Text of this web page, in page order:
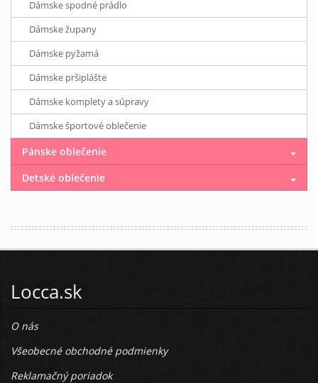
Dámske spodné prádlo
Dámske župany
Dámske pyžamá
Dámske pršiplášte
Dámske komplety a súpravy
Dámske športové oblečenie
Pánske oblečenie
Detské oblečenie
Locca.sk
O nás
Všeobecné obchodné podmienky
Reklamačný poriadok